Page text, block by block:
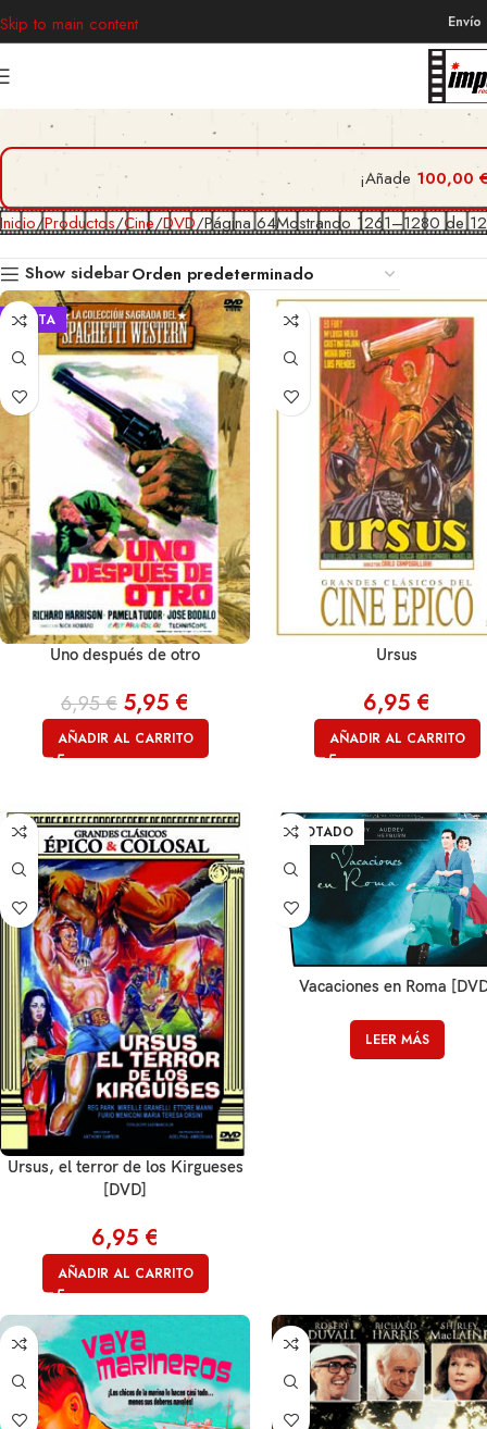
Skip to main content
¡Añade 100,00
Inicio Productos Cine DVD Página 64Mostrando 1261–1280 de
Show sidebar
VENTA
Uno después de otro
6,95€ 5,95 €
AÑADIR AL CARRITO
Ursus
6,95 €
AÑADIR AL CARRITO
Ursus, el terror de los Kirgueses
[DVD]
6,95 €
AÑADIR AL CARRITO
AGOTADO
Vacaciones en Roma
LEER MÁS